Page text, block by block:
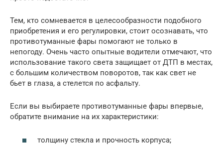
Тем, кто сомневается в целесообразности подобного
приобретения и его регулировки, стоит осознавать, что
противотуманные фары помогают не только в
непогоду. Очень часто опытные водители отмечают, что
использование такого света защищает от ДТП в местах,
с большим количеством поворотов, так как свет не
бьет в глаза, а стелется по асфальту.
Если вы выбираете противотуманные фары впервые,
обратите внимание на их характеристики:
толщину стекла и прочность корпуса;